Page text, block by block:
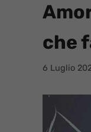
che
6 Luglio